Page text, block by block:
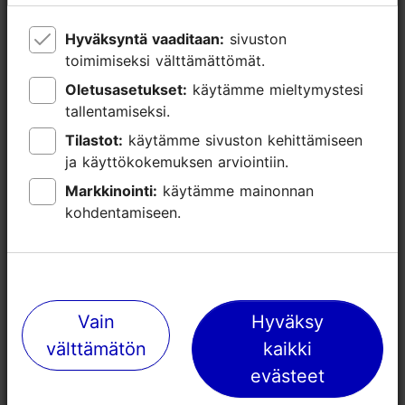
Hyväksyntä vaaditaan:
toimimiseksi välttämättömät.
Oletusasetukset:
tallentamiseksi.
Tilastot:
ja käyttökokemuksen arviointiin.
Markkinointi:
kohdentamiseen.
Vain
välttämätön
Hyväksy
kaikki
evästeet
Hyväksyntä vaaditaan:
toimimiseksi välttämättömät.
Oletusasetukset:
tallentamiseksi.
Tilastot:
ja käyttökokemuksen arviointiin.
Markkinointi:
kohdentamiseen.
Vain
välttämätön
Hyväksy
kaikki
evästeet